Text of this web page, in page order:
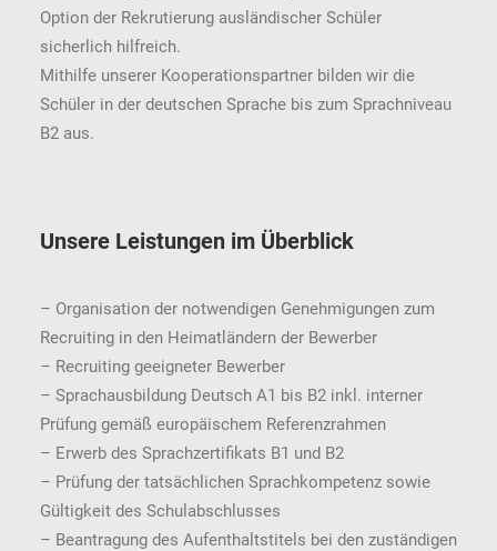
Option der Rekrutierung ausländischer Schüler
sicherlich hilfreich.
Mithilfe unserer Kooperationspartner bilden wir die
Schüler in der deutschen Sprache bis zum Sprachniveau
B2 aus.
Unsere Leistungen im Überblick
– Organisation der notwendigen Genehmigungen zum
Recruiting in den Heimatländern der Bewerber
– Recruiting geeigneter Bewerber
– Sprachausbildung Deutsch A1 bis B2 inkl. interner
Prüfung gemäß europäischem Referenzrahmen
– Erwerb des Sprachzertifikats B1 und B2
– Prüfung der tatsächlichen Sprachkompetenz sowie
Gültigkeit des Schulabschlusses
– Beantragung des Aufenthaltstitels bei den zuständigen